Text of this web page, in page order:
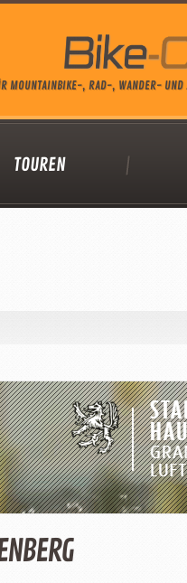
MOUNTAINBIKE-, RAD-, WANDER-
TOUREN